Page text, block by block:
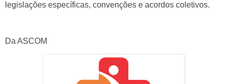
legislações específicas, convenções e acordos coletivos.
Da ASCOM